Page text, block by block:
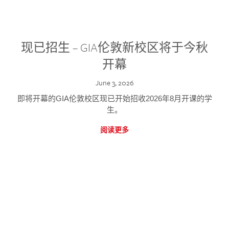
现已招生 – GIA伦敦新校区将于今秋
开幕
June 3, 2026
即将开幕的GIA伦敦校区现已开始招收2026年8月开课的学
生。
阅读更多